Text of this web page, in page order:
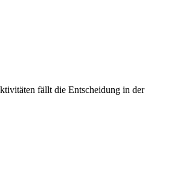
fällt die Entscheidung in der